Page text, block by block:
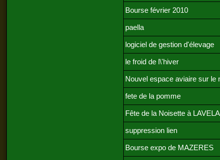
Bourse février 2010
paella
logiciel de gestion d'élevage
le froid de l\'hiver
Nouvel espace aviaire sur le
fete de la pomme
Fête de la Noisette à
suppression lien
Bourse expo de MAZERES